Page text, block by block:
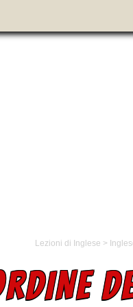
Lezioni di Inglese >